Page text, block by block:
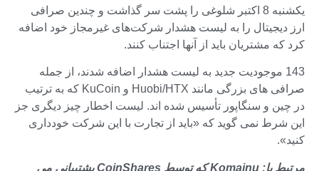
یکشنبه 8 اکتبر شلوغی را پشت سر گذاشت و چندین صرافی
ارز دیجیتال را به لیست هشدار شرکت‌های غیرمجاز خود اضافه
کرد که مشتریان باید از آنها اجتناب کنند.
143 موجودیت جدید به لیست هشدار اضافه شدند، از جمله
صرافی های بزرگی مانند Huobi/HTX و KuCoin که به ترتیب
در چین و سنگاپور تأسیس شده اند. لیست اخطار چیز دیگری جز
این شرط نمی گوید که «باید از تجارت با این شرکت خودداری
کنید».
مرتبط با:
Komainu که توسط CoinShares پشتیبانی می